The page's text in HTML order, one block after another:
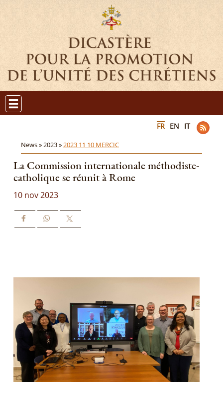
FR EN IT
News »2023 »2023 11 10 MERCIC
La Commission internationale méthodiste-
catholique se réunit à Rome
10 nov 2023